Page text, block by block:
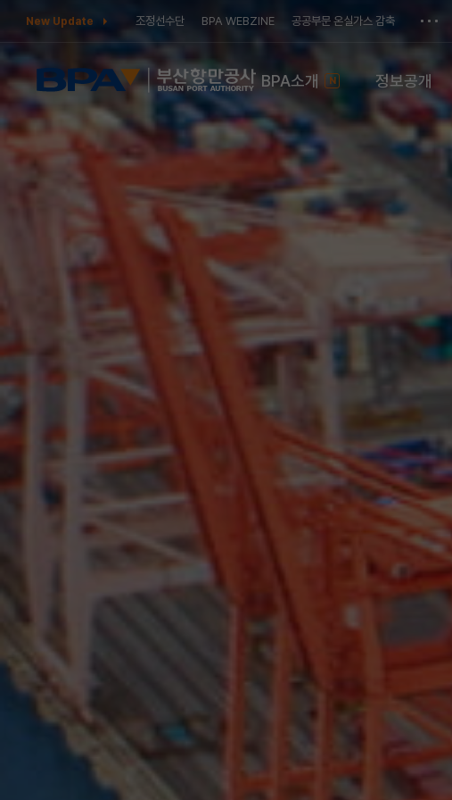
New Update 조정선수단 BPA WEBZINE 공공부문 온실가스 감축
BPA소개 N 정보공개